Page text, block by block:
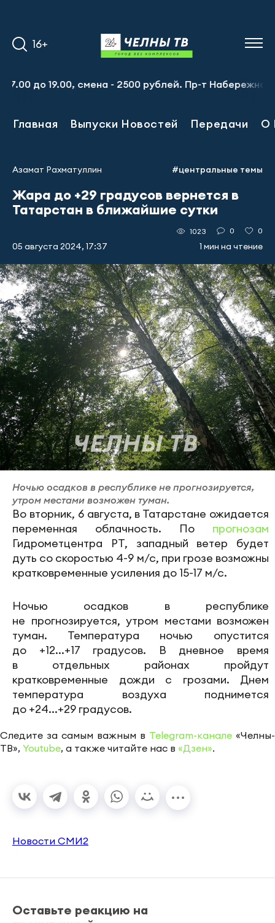
16+
19.00, смена - 2500 рублей. Пр-т
Главная Выпуски Новостей Передачи О
Азамат Рахматуллин #центральные темы
Жара до +29 градусов вернется в
Татарстан в ближайшие сутки
05 августа 2024, 17:37
1023 0 0
1 мин на чтение
Ночью осадков в республике не прогнозируется,
утром местами возможен туман.
Во вторник, 6 августа, в Татарстане ожидается
переменная облачность. По прогнозам
Гидрометцентра РТ, западный ветер будет
дуть со скоростью 4-9 м/с, при грозе возможны
кратковременные усиления до 15-17 м/с.
Ночью осадков в республике
не прогнозируется, утром местами возможен
туман. Температура ночью опустится
до +12...+17 градусов. В дневное время
в отдельных районах пройдут
кратковременные дожди с грозами. Днем
температура воздуха поднимется
до +24...+29 градусов.
Следите за самым важным в Telegram-канале «Челны-
ТВ», Youtube, а также читайте нас в «Дзен».
Новости СМИ2
Оставьте реакцию на